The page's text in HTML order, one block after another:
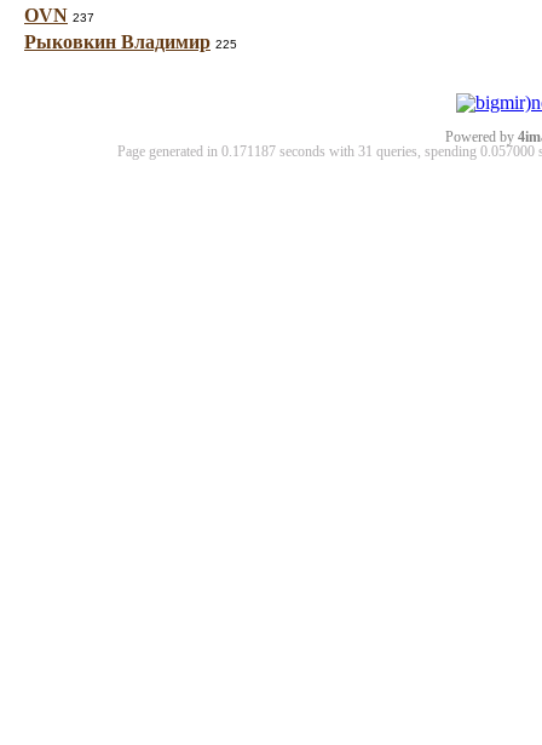
OVN 237
Рыковкин Владимир 225
Powered by
Page generated in 0.171187 seconds with 31 queries, spending